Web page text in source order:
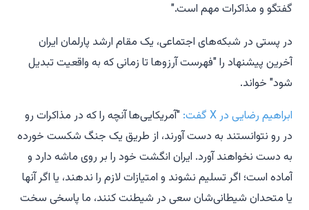
گفتگو و مذاکرات مهم است."
در پستی در شبکه‌های اجتماعی، یک مقام ارشد پارلمان ایران
آخرین پیشنهاد را "فهرست آرزوها تا زمانی که به واقعیت تبدیل
شود" خواند.
ابراهیم رضایی در X گفت:
"آمریکایی‌ها آنچه را که در مذاکرات رو
در رو نتوانستند به دست آورند، از طریق یک جنگ شکست خورده
به دست نخواهند آورد. ایران انگشت خود را بر روی ماشه دارد و
آماده است؛ اگر تسلیم نشوند و امتیازات لازم را ندهند، یا اگر آنها
یا متحدان شیطانی‌شان سعی در شیطنت کنند، ما پاسخی سخت